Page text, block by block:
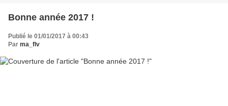
Bonne année 2017 !
Publié le 01/01/2017 à 00:43
Par ma_flv